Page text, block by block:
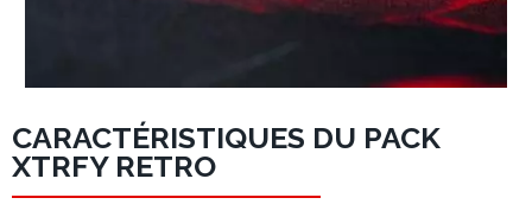
CARACTÉRISTIQUES DU PACK
XTRFY RETRO